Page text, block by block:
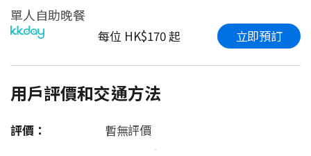
單人自助晚餐
每位 HK$170 起 立即預訂
用戶評價和交通方法
評價： 暫無評價